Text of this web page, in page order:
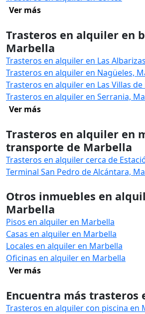
Ver más
Trasteros en alquiler en
Marbella
Trasteros en alquiler en Las
Trasteros en alquiler en Nagüeles,
Trasteros en alquiler en Las Villas
Trasteros en alquiler en Serrania,
Ver más
Trasteros en alquiler en
transporte de Marbella
Trasteros en alquiler cerca de
Terminal San Pedro de Alcántara,
Otros inmuebles en
Marbella
Pisos en alquiler en Marbella
Casas en alquiler en Marbella
Locales en alquiler en Marbella
Oficinas en alquiler en Marbella
Ver más
Encuentra más trasteros
Trasteros en alquiler con piscina en